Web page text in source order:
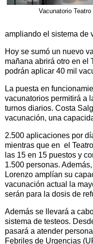
Vacunatorio Teatro
ampliando el sistema de
Hoy se sumó un nuevo
mañana abrirá otro en el
podrán aplicar 40 mil
La puesta en
vacunatorios permitirá a
turnos diarios. Costa
vacunación, una
2.500 aplicaciones por
mientras que en el
las 15 en 15 puestos y
1.500 personas.
Lorenzo amplían su
vacunación actual la
serán para la dosis de
Además se llevará a
sistema de testeos.
pasará a atender
Febriles de Urgencias